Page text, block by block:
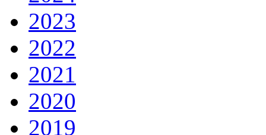
2023
2022
2021
2020
2019